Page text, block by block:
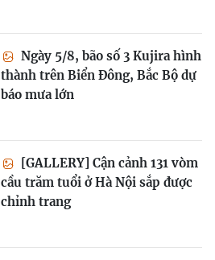
Ngày 5/8, bão số 3 Kujira hình
thành trên Biển Đông, Bắc Bộ dự
báo mưa lớn
[GALLERY] Cận cảnh 131 vòm
cầu trăm tuổi ở Hà Nội sắp được
chỉnh trang